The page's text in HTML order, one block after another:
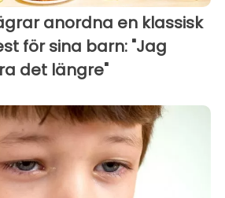
anordna en klassisk
för sina barn: "Jag
det längre"